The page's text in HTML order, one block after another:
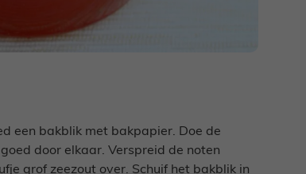
een bakblik met bakpapier. Doe de
door elkaar. Verspreid de noten
grof zeezout over. Schuif het bakblik in